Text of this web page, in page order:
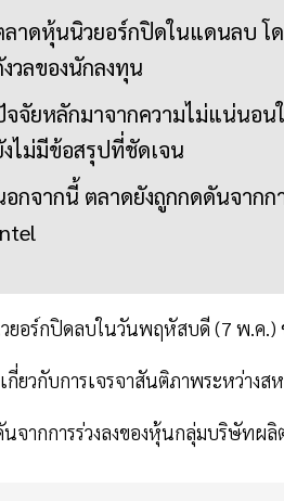
ลาดหุ้นนิวยอร์กปิดในแดนลบ โด
วลของนักลงทุน
จจัยหลักมาจากความไม่แน่นอน
งไม่มีข้อสรุปที่ชัดเจน
อกจากนี้ ตลาดยังถูกกดดันจาก
ยอร์กปิดลบในวันพฤหัสบดี (7 พ.ค.)
ยวกับการเจรจาสันติภาพระหว่างส
จากการร่วงลงของหุ้นกลุ่มบริษัทผ